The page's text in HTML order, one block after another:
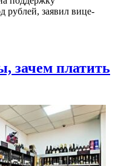
рублей, заявил вице-
зачем платить